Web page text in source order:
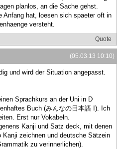
planlos, an die Sache gehst.
Anfang hat, loesen sich spaeter oft in
versteht.
Quote
(05.03.13 10:10)
und wird der Situation angepasst.
Sprachkurs an der Uni in D
Buch (みんなの日本語 I). Ich
Erst nur Vokabeln.
Kanji und Satz deck, mit denen
zeichnen und deutsche Sätzein
zu verinnerlichen).